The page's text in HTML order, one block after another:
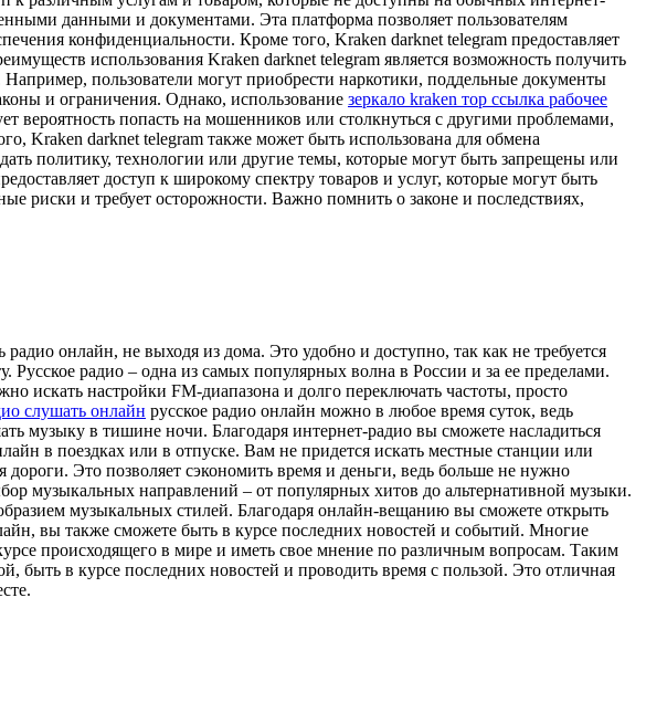
данными и документами. Эта платформа позволяет пользователям
конфиденциальности. Кроме того, Kraken darknet telegram предоставляет
использования Kraken darknet telegram является возможность получить
пользователи могут приобрести наркотики, поддельные документы
и ограничения. Однако, использование зеркало kraken тор ссылка рабочее
вероятность попасть на мошенников или столкнуться с другими проблемами,
Kraken darknet telegram также может быть использована для обмена
политику, технологии или другие темы, которые могут быть запрещены или
доступ к широкому спектру товаров и услуг, которые могут быть
риски и требует осторожности. Важно помнить о законе и последствиях,
онлайн, не выходя из дома. Это удобно и доступно, так как не требуется
Русское радио – одна из самых популярных волна в России и за ее пределами.
настройки FM-диапазона и долго переключать частоты, просто
слушать онлайн русское радио онлайн можно в любое время суток, ведь
музыку в тишине ночи. Благодаря интернет-радио вы сможете насладиться
в поездках или в отпуске. Вам не придется искать местные станции или
Это позволяет сэкономить время и деньги, ведь больше не нужно
музыкальных направлений – от популярных хитов до альтернативной музыки.
музыкальных стилей. Благодаря онлайн-вещанию вы сможете открыть
вы также сможете быть в курсе последних новостей и событий. Многие
происходящего в мире и иметь свое мнение по различным вопросам. Таким
быть в курсе последних новостей и проводить время с пользой. Это отличная